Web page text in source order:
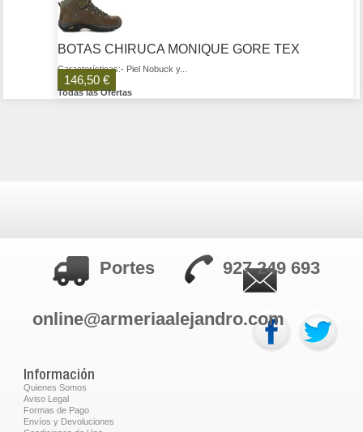
BOTAS CHIRUCA MONIQUE GORE TEX
Características:- Piel Nobuck y...
146,50 €
Todas las Ofertas
Portes 927 249 693
online@armeriaalejandro.com
Información
Quienes Somos
Aviso Legal
Formas de Pago
Envíos y Devoluciones